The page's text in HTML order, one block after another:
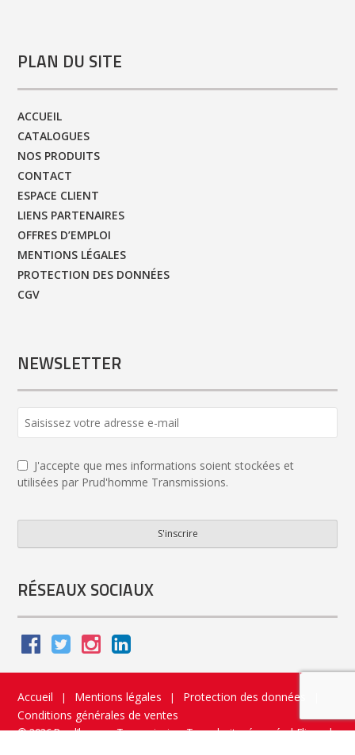
PLAN DU SITE
ACCUEIL
CATALOGUES
NOS PRODUITS
CONTACT
ESPACE CLIENT
LIENS PARTENAIRES
OFFRES D’EMPLOI
MENTIONS LÉGALES
PROTECTION DES DONNÉES
CGV
NEWSLETTER
Email *
J'accepte que mes informations soient stockées et
utilisées par Prud'homme Transmissions.
S'inscrire
RÉSEAUX SOCIAUX
Accueil | Mentions légales | Protection des données
Conditions générales de ventes
© 2026 Prud’homme Transmission. Tous droits réservés|Flippad